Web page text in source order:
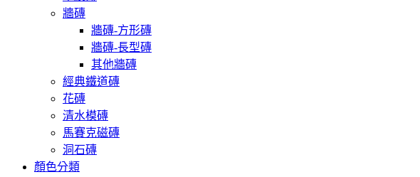
牆磚
牆磚-方形磚
牆磚-長型磚
其他牆磚
經典鐵道磚
花磚
清水模磚
馬賽克磁磚
洞石磚
顏色分類